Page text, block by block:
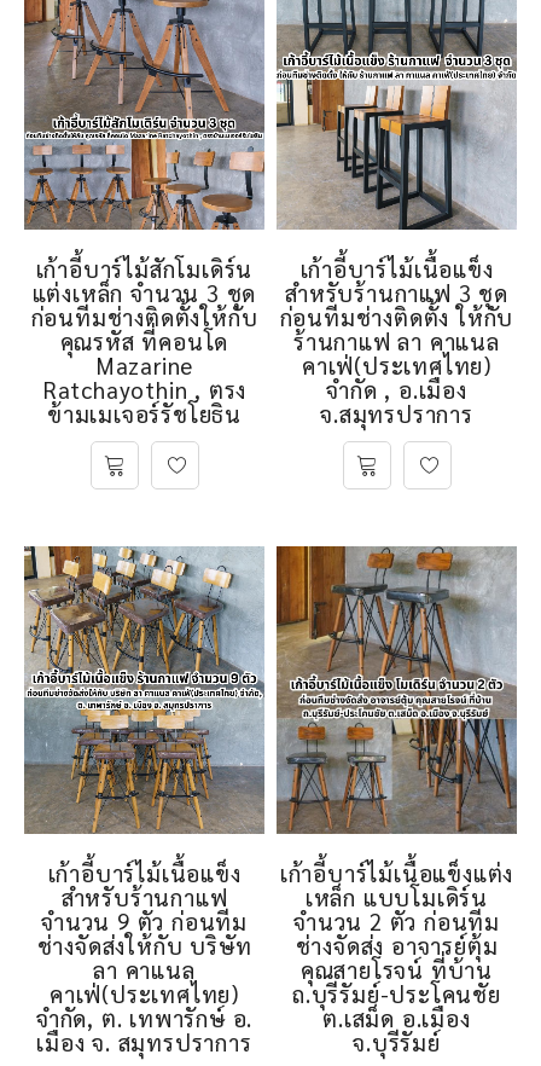
เก้าอี้บาร์ไม้สักโมเดิร์น
แต่งเหล็ก จำนวน 3 ชุด
ก่อนทีมช่างติดตั้งให้กับ
คุณรหัส ที่คอนโด
Mazarine
Ratchayothin , ตรง
ข้ามเมเจอร์รัชโยธิน
เก้าอี้บาร์ไม้เนื้อแข็ง
สำหรับร้านกาแฟ 3 ชุด
ก่อนทีมช่างติดตั้ง ให้กับ
ร้านกาแฟ ลา คาแนล
คาเฟ่(ประเทศไทย)
จำกัด , อ.เมือง
จ.สมุทรปราการ
เก้าอี้บาร์ไม้เนื้อแข็ง
สำหรับร้านกาแฟ
จำนวน 9 ตัว ก่อนทีม
ช่างจัดส่งให้กับ บริษัท
ลา คาแนล
คาเฟ่(ประเทศไทย)
จำกัด, ต. เทพารักษ์ อ.
เมือง จ. สมุทรปราการ
เก้าอี้บาร์ไม้เนื้อแข็งแต่ง
เหล็ก แบบโมเดิร์น
จำนวน 2 ตัว ก่อนทีม
ช่างจัดส่ง อาจารย์ตุ้ม
คุณสายโรจน์ ที่บ้าน
ถ.บุรีรัมย์-ประโคนชัย
ต.เสม็ด อ.เมือง
จ.บุรีรัมย์